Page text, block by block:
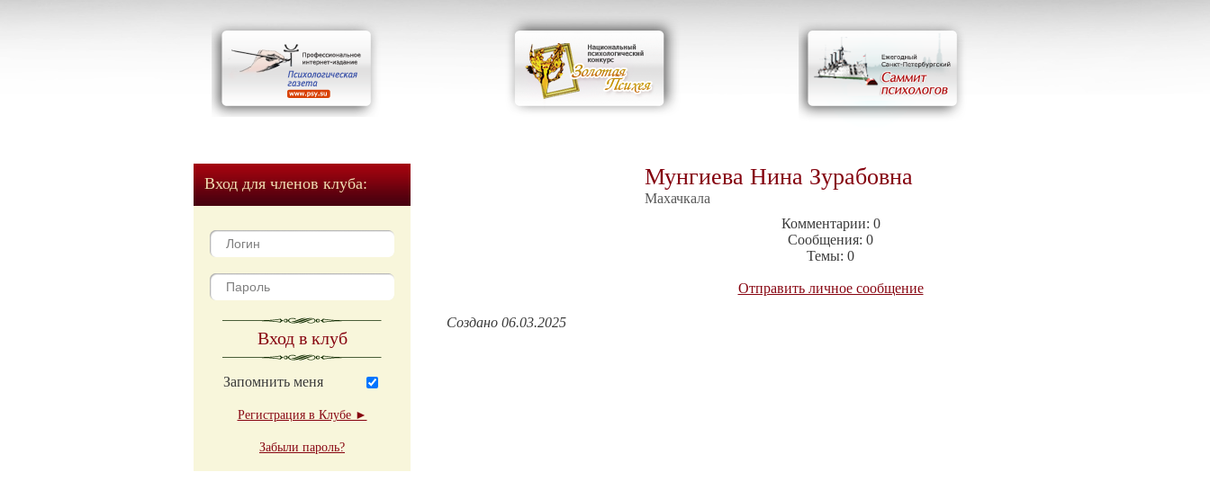
Вход для членов клуба:
Вход в клуб
Запомнить меня
Регистрация в Клубе ►
Забыли пароль?
Мунгиева Нина Зурабовна
Махачкала
Комментарии: 0
Сообщения: 0
Темы: 0
Отправить личное сообщение
Создано 06.03.2025